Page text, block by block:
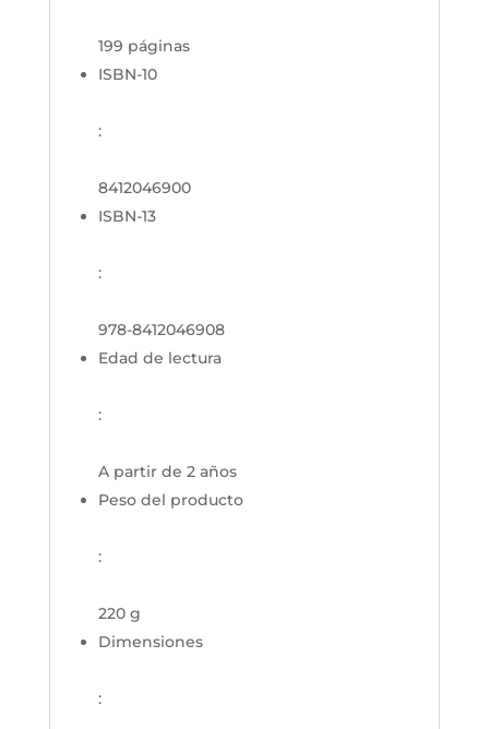
199 páginas
ISBN-10
:
8412046900
ISBN-13
:
978-8412046908
Edad de lectura
:
A partir de 2 años
Peso del producto
:
220 g
Dimensiones
: